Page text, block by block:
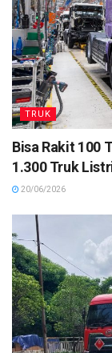
TRUK
Bisa Rakit 100
1.300 Truk
20/06/2026